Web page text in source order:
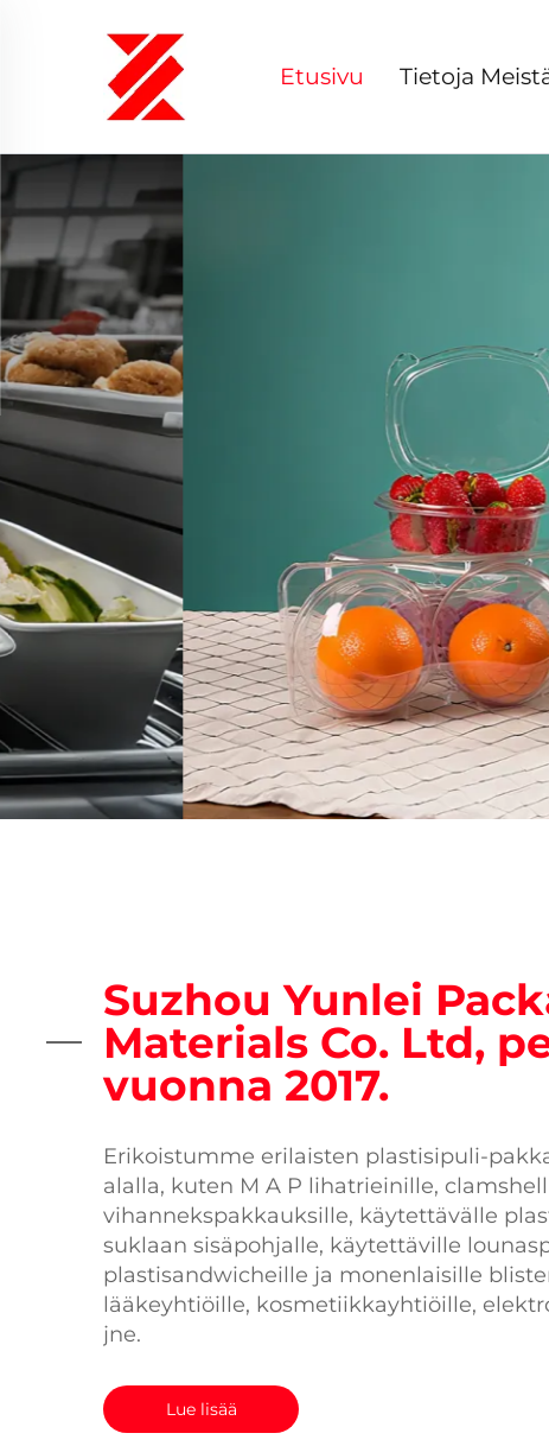
Etusivu Tietoja
Suzhou Yunlei
Materials Co. Ltd,
vuonna 2017.
Erikoistumme erilaisten plastisipuli-
alalla, kuten M A P lihatrieinille,
vihannekspakkauksille, käytettävälle
suklaan sisäpohjalle, käytettäville
plastisandwicheille ja monenlaisille
lääkeyhtiöille, kosmetiikkayhtiöille,
jne.
Lue lisää